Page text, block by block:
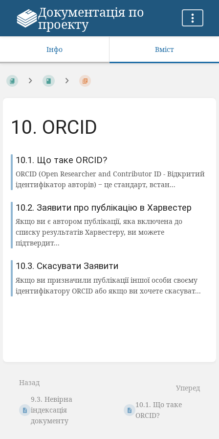
Документація по
проекту
Інфо Вміст
10. ORCID
10.1. Що таке ORCID?
ORCID (Open Researcher and Contributor ID - Відкритий
ідентифікатор авторів) ‒ це стандарт, встан...
10.2. Заявити про публікацію в Харвестер
Якщо ви є автором публікації, яка включена до
списку результатів Харвестеру, ви можете
підтвердит...
10.3. Скасувати Заявити
Якщо ви призначили публікації іншої особи своєму
ідентифікатору ORCID або якщо ви хочете скасуват...
Назад
9.3. Невірна
індексація
документу
Уперед
10.1. Що таке
ORCID?